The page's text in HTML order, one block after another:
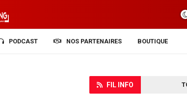
PODCAST NOS PARTENAIRES BOUTIQUE
FIL INFO